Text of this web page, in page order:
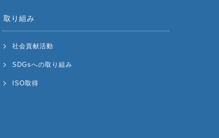
取り組み
社会貢献活動
SDGsへの取り組み
ISO取得